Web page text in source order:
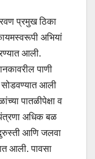
प्रमुख ठिका
अभियां
आली.
पाणी
सोडवण्यात आली
पातळीपेक्षा व
अधिक बळ
आणि जलवा
आली. पावसा